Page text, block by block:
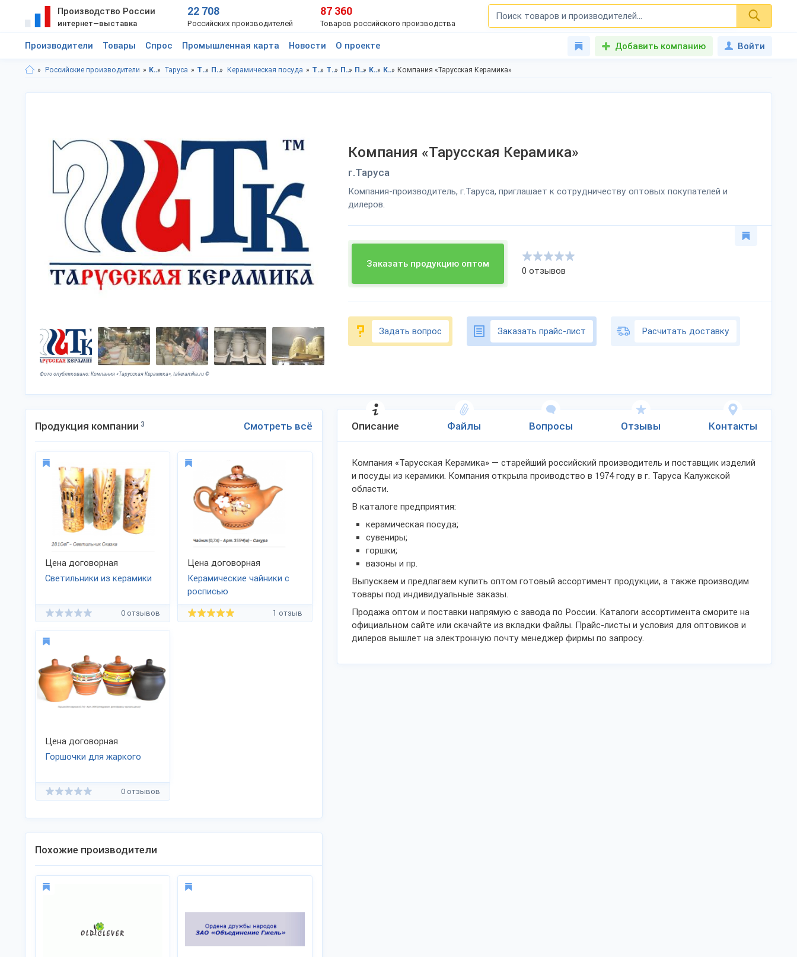
Производство России
интернет—выставка
22 708
Российских производителей
87 360
Товаров российского производства
Производители Товары Спрос Промышленная карта Новости О проекте Добавить компанию Войти
Российские производители Калужская область Таруса Товары для дома Посуда Керамическая посуда Товары для дома в Калужская область Товары для дома в г.Таруса Посуда в Калужская область Посуда в г.Таруса Керамическая посуда в Калужская область Керамическая посуда в г.Таруса Компания «Тарусская Керамика»
Фото опубликовано: Компания «Тарусская Керамика», takeramika.ru ©
Компания «Тарусская Керамика»
г.Таруса
Компания-производитель, г.Таруса, приглашает к сотрудничеству оптовых покупателей и
дилеров.
Заказать продукцию оптом
0 отзывов
Задать вопрос Заказать прайс-лист Расчитать доставку
Описание Файлы Вопросы Отзывы Контакты
Компания «Тарусская Керамика» — старейший российский производитель и поставщик изделий
и посуды из керамики. Компания открыла проиводство в 1974 году в г. Таруса Калужской
области.
В каталоге предприятия:
керамическая посуда;
сувениры;
горшки;
вазоны и пр.
Выпускаем и предлагаем купить оптом готовый ассортимент продукции, а также производим
товары под индивидуальные заказы.
Продажа оптом и поставки напрямую с завода по России. Каталоги ассортимента сморите на
официальном сайте или скачайте из вкладки Файлы. Прайс-листы и условия для оптовиков и
дилеров вышлет на электронную почту менеджер фирмы по запросу.
Продукция компании 3 Смотреть всё
Цена договорная
Светильники из керамики
0 отзывов
Цена договорная
Керамические чайники с
росписью
1 отзыв
Цена договорная
Горшочки для жаркого
0 отзывов
Похожие производители